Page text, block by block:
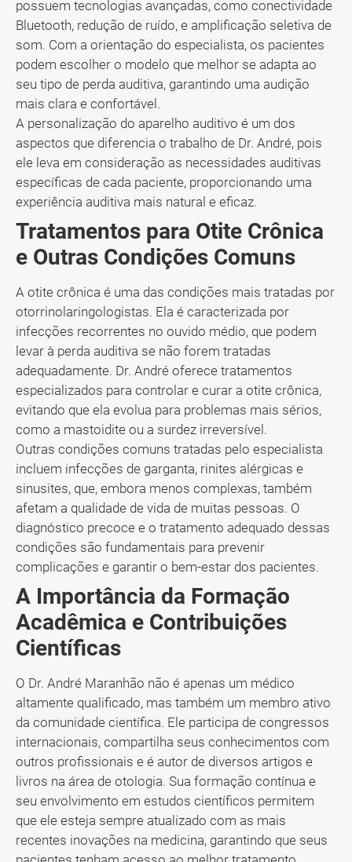
possuem tecnologias avançadas, como conectividade
Bluetooth, redução de ruído, e amplificação seletiva de
som. Com a orientação do especialista, os pacientes
podem escolher o modelo que melhor se adapta ao
seu tipo de perda auditiva, garantindo uma audição
mais clara e confortável.
A personalização do aparelho auditivo é um dos
aspectos que diferencia o trabalho de Dr. André, pois
ele leva em consideração as necessidades auditivas
específicas de cada paciente, proporcionando uma
experiência auditiva mais natural e eficaz.
Tratamentos para Otite Crônica
e Outras Condições Comuns
A otite crônica é uma das condições mais tratadas por
otorrinolaringologistas. Ela é caracterizada por
infecções recorrentes no ouvido médio, que podem
levar à perda auditiva se não forem tratadas
adequadamente. Dr. André oferece tratamentos
especializados para controlar e curar a otite crônica,
evitando que ela evolua para problemas mais sérios,
como a mastoidite ou a surdez irreversível.
Outras condições comuns tratadas pelo especialista
incluem infecções de garganta, rinites alérgicas e
sinusites, que, embora menos complexas, também
afetam a qualidade de vida de muitas pessoas. O
diagnóstico precoce e o tratamento adequado dessas
condições são fundamentais para prevenir
complicações e garantir o bem-estar dos pacientes.
A Importância da Formação
Acadêmica e Contribuições
Científicas
O Dr. André Maranhão não é apenas um médico
altamente qualificado, mas também um membro ativo
da comunidade científica. Ele participa de congressos
internacionais, compartilha seus conhecimentos com
outros profissionais e é autor de diversos artigos e
livros na área de otologia. Sua formação contínua e
seu envolvimento em estudos científicos permitem
que ele esteja sempre atualizado com as mais
recentes inovações na medicina, garantindo que seus